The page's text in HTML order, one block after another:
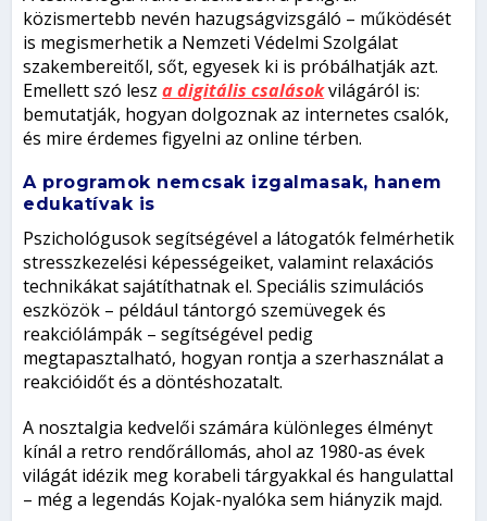
közismertebb nevén hazugságvizsgáló – működését
is megismerhetik a Nemzeti Védelmi Szolgálat
szakembereitől, sőt, egyesek ki is próbálhatják azt.
Emellett szó lesza digitális csalásokvilágáról is:
bemutatják, hogyan dolgoznak az internetes csalók,
és mire érdemes figyelni az online térben.
A programok nemcsak izgalmasak, hanem
edukatívak is
Pszichológusok segítségével a látogatók felmérhetik
stresszkezelési képességeiket, valamint relaxációs
technikákat sajátíthatnak el. Speciális szimulációs
eszközök – például tántorgó szemüvegek és
reakciólámpák – segítségével pedig
megtapasztalható, hogyan rontja a szerhasználat a
reakcióidőt és a döntéshozatalt.
A nosztalgia kedvelői számára különleges élményt
kínál a retro rendőrállomás, ahol az 1980-as évek
világát idézik meg korabeli tárgyakkal és hangulattal
– még a legendás Kojak-nyalóka sem hiányzik majd.